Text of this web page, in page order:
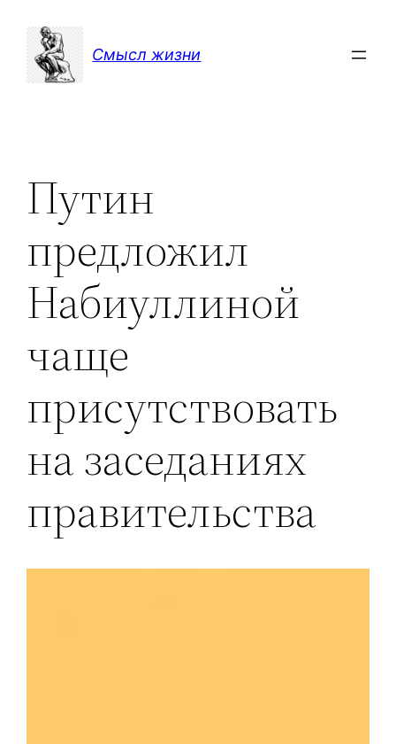
содержимому
Смысл жизни
Путин
предложил
Набиуллиной
чаще
присутствовать
на заседаниях
правительства